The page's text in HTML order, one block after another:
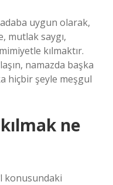
uygun olarak,
mutlak saygı,
kılmaktır.
namazda başka
hiçbir şeyle meşgul
ne
konusundaki